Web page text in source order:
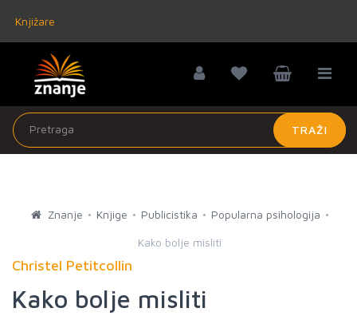
Knjižare
TRAŽI
Znanje Knjige Publicistika Popularna psihologija
Kako bolje misliti
Christel Petitcollin
Kako bolje misliti